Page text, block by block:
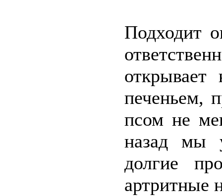
Подходит
печеньем,
псом не
назад мы
долгие
артритные